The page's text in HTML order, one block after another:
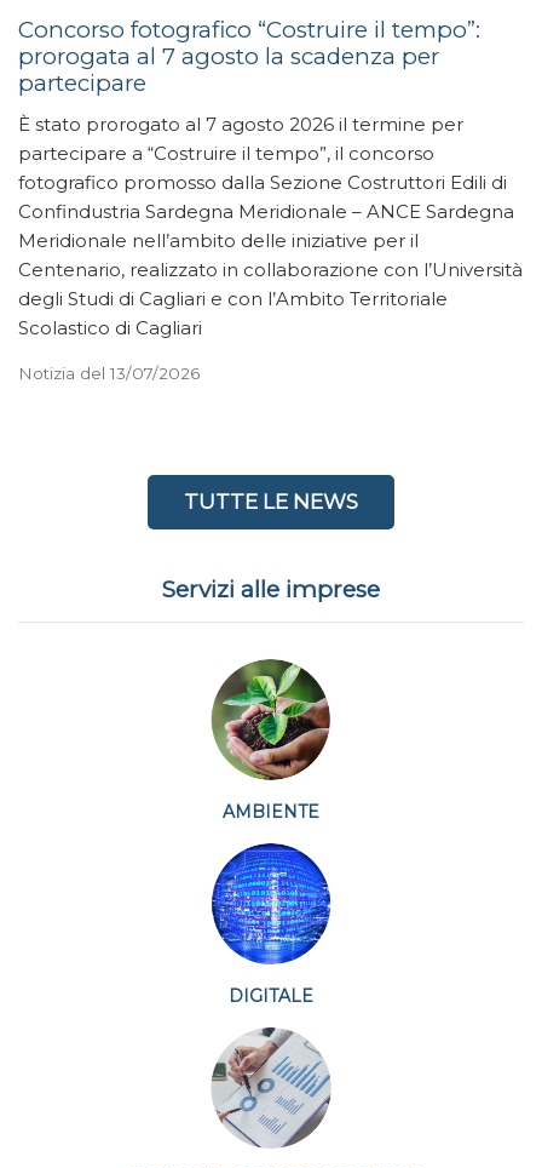
Concorso fotografico “Costruire il tempo”:
prorogata al 7 agosto la scadenza per
partecipare
È stato prorogato al 7 agosto 2026 il termine per
partecipare a “Costruire il tempo”, il concorso
fotografico promosso dalla Sezione Costruttori Edili di
Confindustria Sardegna Meridionale – ANCE Sardegna
Meridionale nell’ambito delle iniziative per il
Centenario, realizzato in collaborazione con l’Università
degli Studi di Cagliari e con l’Ambito Territoriale
Scolastico di Cagliari
Notizia del 13/07/2026
TUTTE LE NEWS
Servizi alle imprese
AMBIENTE
DIGITALE